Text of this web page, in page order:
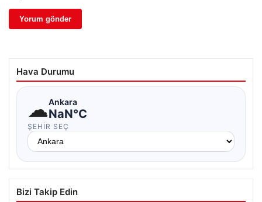
Hava Durumu
☁Ankara
NaN°C
ŞEHIR SEÇ
Bizi Takip Edin